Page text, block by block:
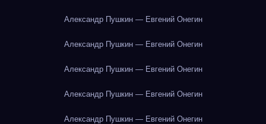
Александр Пушкин — Евгений Онегин
Александр Пушкин — Евгений Онегин
Александр Пушкин — Евгений Онегин
Александр Пушкин — Евгений Онегин
Александр Пушкин — Евгений Онегин